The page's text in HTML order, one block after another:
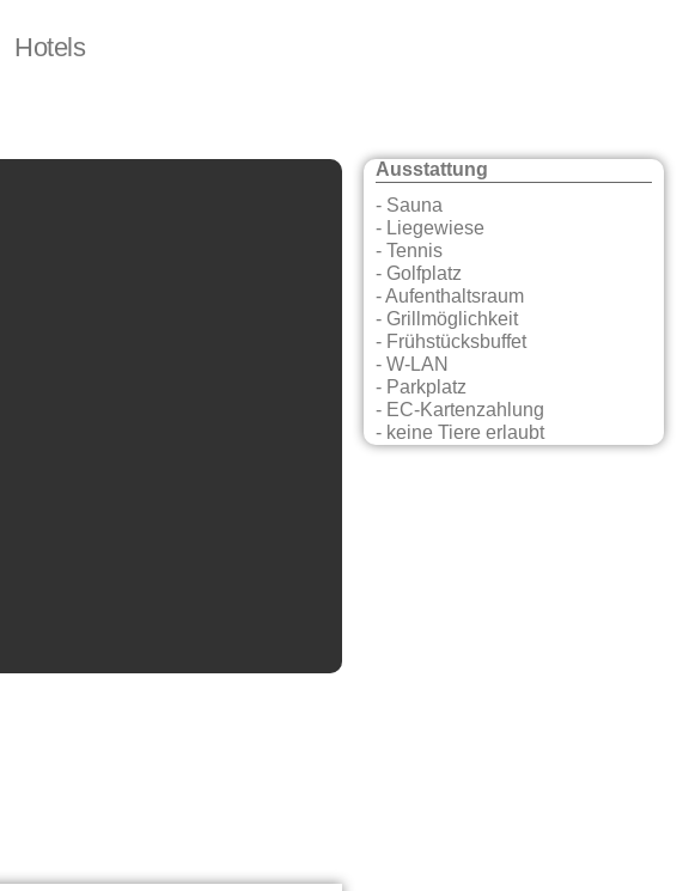
Hotels
Ausstattung
- Sauna
- Liegewiese
- Tennis
- Golfplatz
- Aufenthaltsraum
- Grillmöglichkeit
- Frühstücksbuffet
- W-LAN
- Parkplatz
- EC-Kartenzahlung
- keine Tiere erlaubt